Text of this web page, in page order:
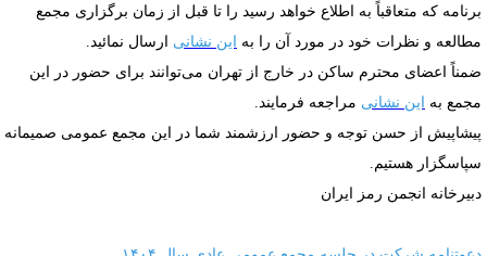
که متعاقباً به اطلاع خواهد رسید را تا قبل از زمان برگزاری مجمع
و نظرات خود در مورد آن را بهاین نشانیارسال نمائید.
اعضای محترم ساکن در خارج از تهران می‌توانند برای حضور در این
بهاین نشانیمراجعه فرمایند.
از حسن توجه و حضور ارزشمند شما در این مجمع عمومی صمیمانه
هستیم.
انجمن رمز ایران